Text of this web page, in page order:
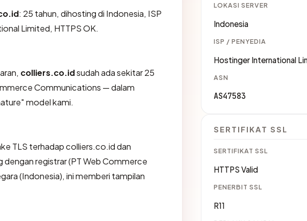
: 25 tahun, dihosting di Indonesia, ISP
Limited, HTTPS OK.
colliers.co.idsudah ada sekitar 25
Communications — dalam
model kami.
TLS terhadap colliers.co.id dan
registrar (PT Web Commerce
(Indonesia), ini memberi tampilan
LOKASI SERVER
Indonesia
ISP / PENYEDIA
Hostinger International
ASN
AS47583
SERTIFIKAT SSL
SERTIFIKAT SSL
HTTPS Valid
PENERBIT SSL
R11